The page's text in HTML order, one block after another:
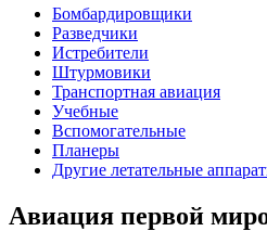
Бомбардировщики
Разведчики
Истребители
Штурмовики
Транспортная авиация
Учебные
Вспомогательные
Планеры
Другие летательные
Авиация первой